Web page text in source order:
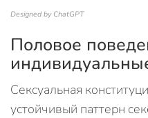
Designed by ChatGPT
Половое
Сексуальная
устойчивый паттерн